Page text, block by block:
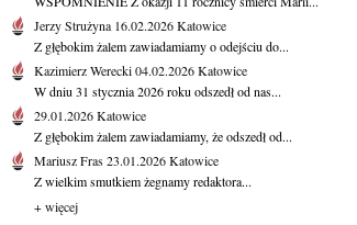
Jerzy Strużyna 16.02.2026Katowice
Z głębokim żalem zawiadamiamy o odejściu do...
Kazimierz Werecki04.02.2026Katowice
W dniu 31 stycznia 2026 roku odszedł od nas...
29.01.2026Katowice
Z głębokim żalem zawiadamiamy, że odszedł od...
Mariusz Fras23.01.2026Katowice
Z wielkim smutkiem żegnamy redaktora...
+ więcej